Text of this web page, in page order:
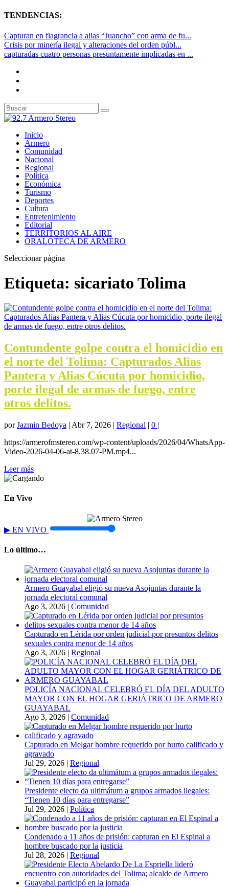
TENDENCIAS:
Capturan en flagrancia a alias “Juancho” con arma de fu...
Crisis por minería ilegal y alteraciones del orden públ...
capturadas cuatro personas presuntamente implicadas en ...
Inicio
Armero
Comunidad
Nacional
Regional
Política
Económica
Turismo
Deportes
Cultura
Entretenimiento
Editorial
TERRITORIOS AL AIRE
ORALOTECA DE ARMERO
Seleccionar página
Etiqueta: sicariato Tolima
Contundente golpe contra el homicidio en
el norte del Tolima: Capturados Alias
Pantera y Alias Cúcuta por homicidio,
porte ilegal de armas de fuego, entre
otros delitos.
porJazmin Bedoya | Abr 7, 2026 | Regional | 0 |
https://armerofmstereo.com/wp-content/uploads/2026/04/WhatsApp-
Video-2026-04-06-at-8.38.07-PM.mp4...
Leer más
En Vivo
▶ EN VIVO
Lo último…
Armero Guayabal eligió su nueva Asojuntas durante la
jornada electoral comunal
Ago 3, 2026 | Comunidad
Capturado en Lérida por orden judicial por presuntos delitos
sexuales contra menor de 14 años
Ago 3, 2026 | Regional
POLICÍA NACIONAL CELEBRÓ EL DÍA DEL ADULTO
MAYOR CON EL HOGAR GERIÁTRICO DE ARMERO
GUAYABAL
Ago 3, 2026 | Comunidad
Capturado en Melgar hombre requerido por hurto calificado y
agravado
Jul 29, 2026 | Regional
Presidente electo da ultimátum a grupos armados ilegales:
“Tienen 10 días para entregarse”
Jul 29, 2026 | Política
Condenado a 11 años de prisión: capturan en El Espinal a
hombre buscado por la justicia
Jul 28, 2026 | Regional